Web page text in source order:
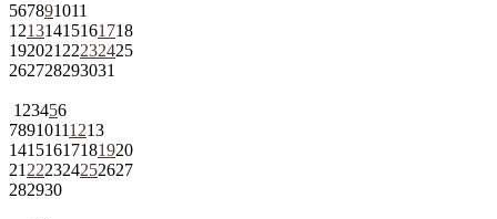
567891011
12131415161718
192021 22232425
262728293031
1 23456
78910111213
14151617181920
21 222324252627
282930